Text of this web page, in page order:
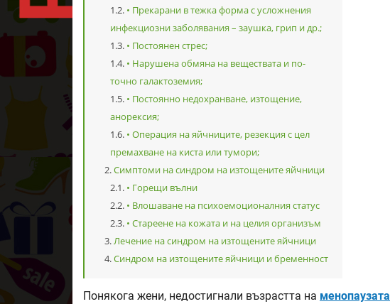
• Прекарани в тежка форма с усложнения
инфекциозни заболявания – заушка, грип и др.;
• Постоянен стрес;
• Нарушена обмяна на веществата и по-
точно галактоземия;
• Постоянно недохранване, изтощение,
анорексия;
• Операция на яйчниците, резекция с цел
премахване на киста или тумори;
Симптоми на синдром на изтощените яйчници
• Горещи вълни
• Влошаване на психоемоционалния статус
• Стареене на кожата и на целия организъм
Лечение на синдром на изтощените яйчници
Синдром на изтощените яйчници и бременност
Понякога жени, недостигнали възрастта на менопаузата